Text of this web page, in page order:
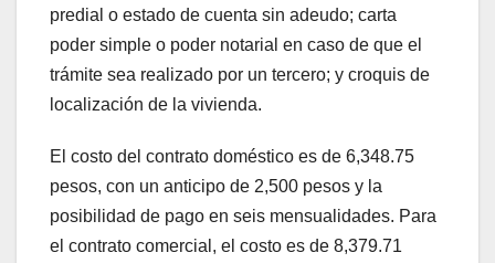
predial o estado de cuenta sin adeudo; carta
poder simple o poder notarial en caso de que el
trámite sea realizado por un tercero; y croquis de
localización de la vivienda.
El costo del contrato doméstico es de 6,348.75
pesos, con un anticipo de 2,500 pesos y la
posibilidad de pago en seis mensualidades. Para
el contrato comercial, el costo es de 8,379.71